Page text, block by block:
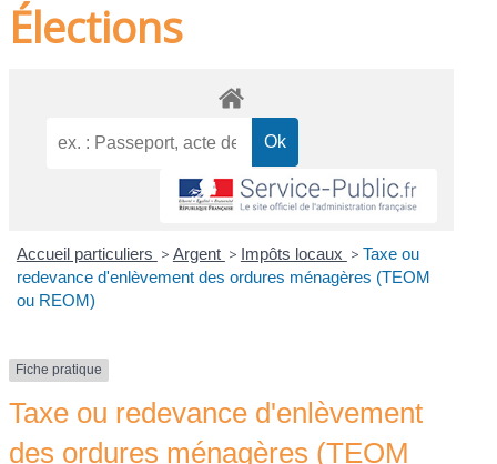
Élections
Accueil particuliers > Argent > Impôts locaux > Taxe ou
redevance d'enlèvement des ordures ménagères (TEOM
ou REOM)
Fiche pratique
Taxe ou redevance d'enlèvement
des ordures ménagères (TEOM